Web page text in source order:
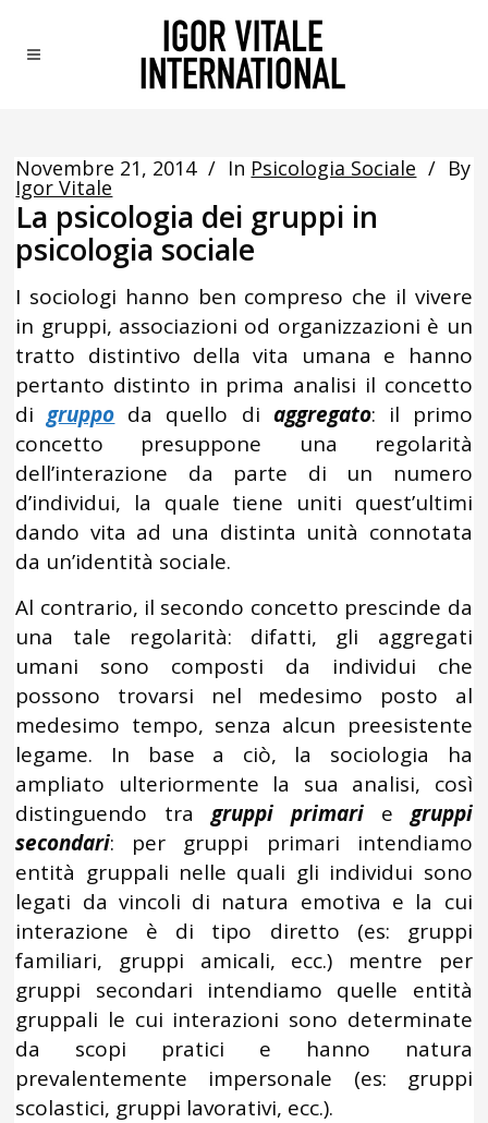
Novembre 21, 2014 In Psicologia Sociale By
Igor Vitale
La psicologia dei gruppi in
psicologia sociale
I sociologi hanno ben compreso che il vivere
in gruppi, associazioni od organizzazioni è un
tratto distintivo della vita umana e hanno
pertanto distinto in prima analisi il concetto
digruppo da quello di aggregato: il primo
concetto presuppone una regolarità
dell’interazione da parte di un numero
d’individui, la quale tiene uniti quest’ultimi
dando vita ad una distinta unità connotata
da un’identità sociale.
Al contrario, il secondo concetto prescinde da
una tale regolarità: difatti, gli aggregati
umani sono composti da individui che
possono trovarsi nel medesimo posto al
medesimo tempo, senza alcun preesistente
legame. In base a ciò, la sociologia ha
ampliato ulteriormente la sua analisi, così
distinguendo tragruppi primarie gruppi
secondari: per gruppi primari intendiamo
entità gruppali nelle quali gli individui sono
legati da vincoli di natura emotiva e la cui
interazione è di tipo diretto (es: gruppi
familiari, gruppi amicali, ecc.) mentre per
gruppi secondari intendiamo quelle entità
gruppali le cui interazioni sono determinate
da scopi pratici e hanno natura
prevalentemente impersonale (es: gruppi
scolastici, gruppi lavorativi, ecc.).